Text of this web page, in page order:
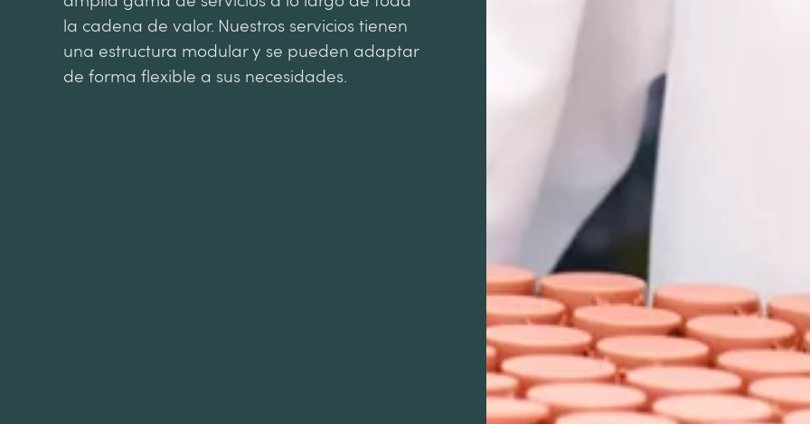
la cadena de valor. Nuestros servicios tienen
una estructura modular y se pueden adaptar
de forma flexible a sus necesidades.